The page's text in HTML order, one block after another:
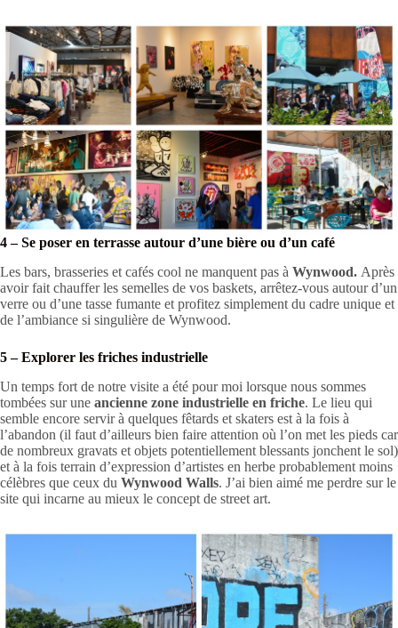
4 – Se poser en terrasse autour d’une bière ou d’un café
Les bars, brasseries et cafés cool ne manquent pas à Wynwood. Après
avoir fait chauffer les semelles de vos baskets, arrêtez-vous autour d’un
verre ou d’une tasse fumante et profitez simplement du cadre unique et
de l’ambiance si singulière de Wynwood.
5 – Explorer les friches industrielle
Un temps fort de notre visite a été pour moi lorsque nous sommes
tombées sur une ancienne zone industrielle en friche. Le lieu qui
semble encore servir à quelques fêtards et skaters est à la fois à
l’abandon (il faut d’ailleurs bien faire attention où l’on met les pieds car
de nombreux gravats et objets potentiellement blessants jonchent le sol)
et à la fois terrain d’expression d’artistes en herbe probablement moins
célèbres que ceux du Wynwood Walls. J’ai bien aimé me perdre sur le
site qui incarne au mieux le concept de street art.